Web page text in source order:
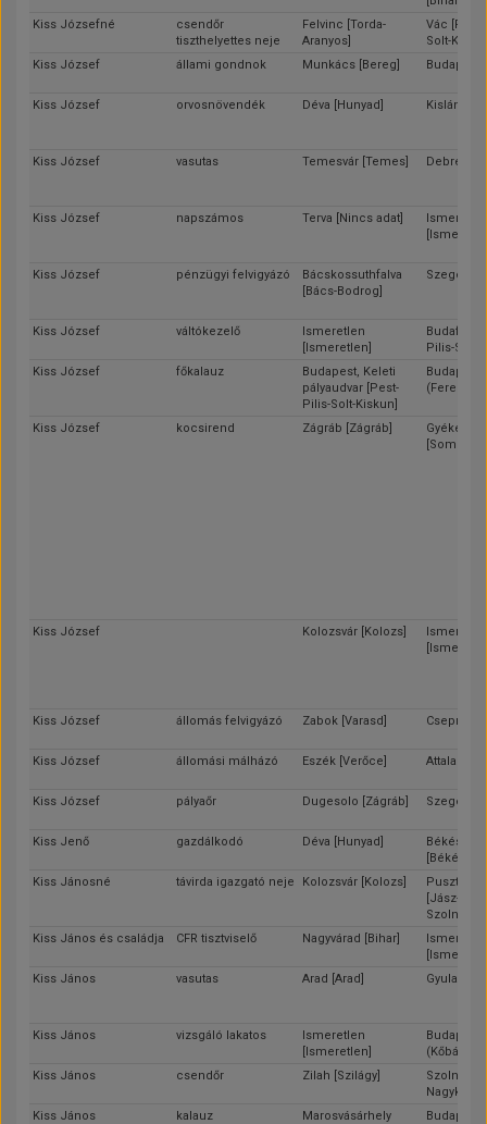
Kiss Józsefné
csendőr
tiszthelyettes neje
Felvinc [Torda-
Aranyos]
Vác [Pest-
Solt-
Kiss József
állami gondnok Munkács [Bereg] Budapest
Kiss József orvosnövendék Déva [Hunyad] Kisláng
Kiss József vasutas Temesvár [Temes] Debrecen
Kiss József napszámos Terva [Nincs adat]
Kiss József pénzügyi felvigyázó
Bácskossuthfalva
[Bács-Bodrog]
Szeged
Kiss József váltókezelő
Ismeretlen
[Ismeretlen]
Budafok
Pilis-Solt-
Kiss József
főkalauz
Budapest, Keleti
pályaudvar [Pest-
Pilis-Solt-Kiskun]
Budapest
Kiss József kocsirend Zágráb [Zágráb]
[Somogy]
Kiss József Kolozsvár [Kolozs]
Kiss József állomás felvigyázó Zabok [Varasd] Csepreg
Kiss József állomási málházó Eszék [Verőce] Attala
Kiss József pályaőr Dugesolo [Zágráb] Szeged
Kiss Jenő gazdálkodó Déva [Hunyad]
[Békés]
Kiss Jánosné
távirda igazgató neje Kolozsvár [Kolozs]
[Jász-
Szolnok]
Kiss János és családja
CFR tisztviselő Nagyvárad [Bihar]
Kiss János
vasutas Arad [Arad] Gyula
Kiss János vizsgáló lakatos
Ismeretlen
[Ismeretlen]
Budapest
(Kőbánya)
Kiss János
csendőr Zilah [Szilágy]
Szolnok
Nagykun-
Kiss János
kalauz
Marosvásárhely
Budapest